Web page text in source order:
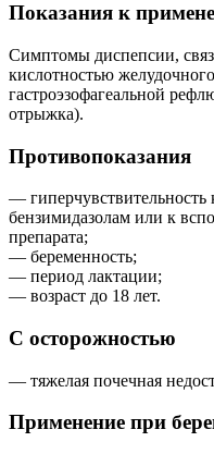
Показания к
Симптомы диспепсии,
кислотностью
гастроэзофагеальной
отрыжка).
Противопоказания
— гиперчувствительность
бензимидазолам или к
препарата;
— беременность;
— период лактации;
— возраст до 18 лет.
С осторожностью
— тяжелая почечная
Применение при